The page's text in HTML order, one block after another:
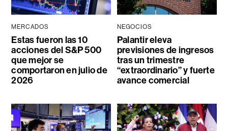
MERCADOS
Estas fueron las 10
acciones del S&P 500
que mejor se
comportaron en julio de
2026
NEGOCIOS
Palantir eleva
previsiones de ingresos
tras un trimestre
“extraordinario” y fuerte
avance comercial